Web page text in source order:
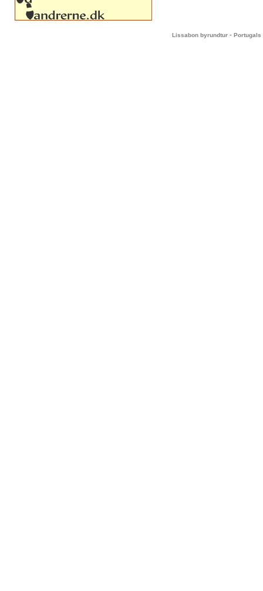
Lissabon byrundtur - Portugals